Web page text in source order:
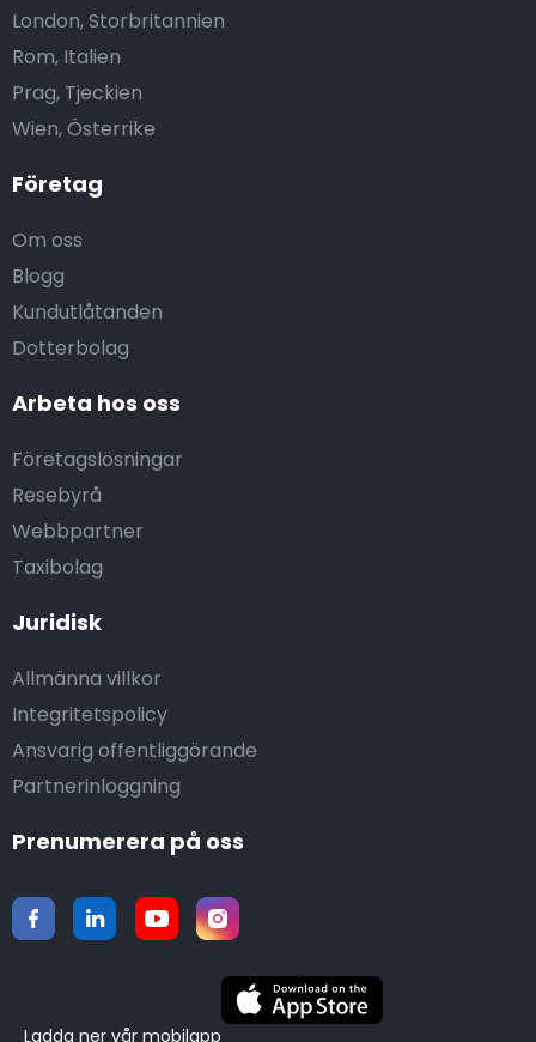
Företag
Om oss
Blogg
Kundutlåtanden
Dotterbolag
Arbeta hos oss
Företagslösningar
Resebyrå
Webbpartner
Taxibolag
Juridisk
Allmänna villkor
Integritetspolicy
Ansvarig offentliggörande
Partnerinloggning
London, Storbritannien
Rom, Italien
Prag, Tjeckien
Wien, Österrike
Prenumerera på oss
Ladda ner vår mobilapp